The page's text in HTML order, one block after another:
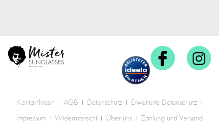
Kontaktlinsen AGB Datenschutz
Erweiterte Datenschutz
Impressum
Widerrufsrecht Über uns Zahlung und Versand